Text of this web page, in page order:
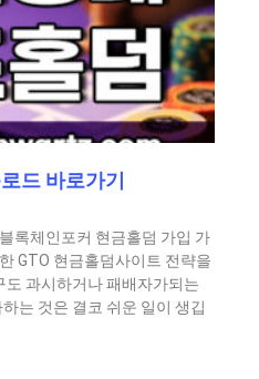
드 바로가기
록체인포커 현금홀덤 가입 가
GTO 현금홀덤사이트 전략을
도 과시하거나 패배자가되는
는 것은 결코 쉬운 일이 생깁